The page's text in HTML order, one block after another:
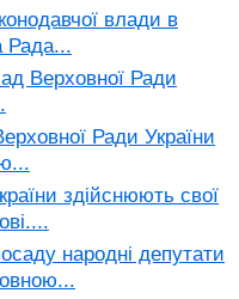
влади в
Рада...
Верховної Ради
Ради України
здійснюють свої
народні депутати